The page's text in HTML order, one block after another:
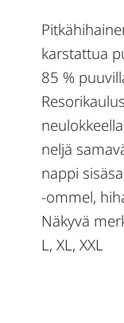
karstattua
85 %
neljä
nappi
-ommel,
Näkyvä
L, XL, XXL